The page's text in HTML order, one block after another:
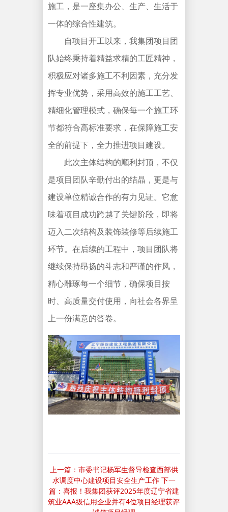
施工，是一座集办公、生产、生活于
一体的综合性建筑。
自项目开工以来，我集团项目团
队始终秉持着精益求精的工匠精神，
积极应对诸多施工不利因素，充分发
挥专业优势，采用高效的施工工艺、
精细化管理模式，确保每一个施工环
节都符合高标准要求，在保障施工安
全的前提下，全力推进项目建设。
此次主体结构的顺利封顶，不仅
是项目团队辛勤付出的结晶，更是与
建设单位精诚合作的有力见证。它意
味着项目成功跨越了关键阶段，即将
迈入二次结构及装饰装修等后续施工
环节。在后续的工程中，项目团队将
继续保持昂扬的斗志和严谨的作风，
精心雕琢每一个细节，确保项目按
时、高质量交付使用，向社会各界呈
上一份满意的答卷。
上一篇：市委书记杨军生督导检查西部供
水调度中心建设项目安全生产工作下一
篇：喜报！我集团获评2025年度辽宁省建
筑业AAA级信用企业并有4位项目经理获评